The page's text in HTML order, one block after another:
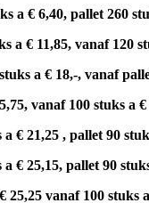
a € 6,40, pallet 260
a € 11,85, vanaf 120
a € 18,-, vanaf
vanaf 100 stuks a
€ 21,25 , pallet 90
€ 25,15, pallet 90
vanaf 100 stuks